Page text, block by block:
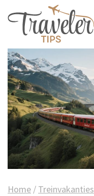
Home / Treinvakanties